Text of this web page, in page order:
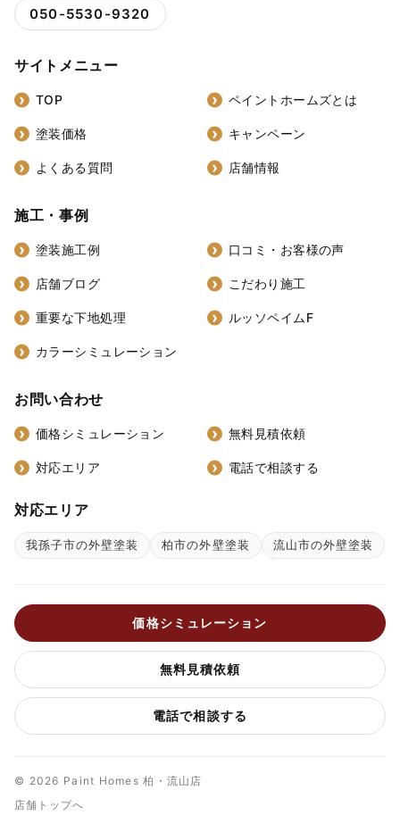
050-5530-9320
サイトメニュー
TOP ペイントホームズとは
塗装価格 キャンペーン
よくある質問 店舗情報
施工・事例
塗装施工例 口コミ・お客様の声
店舗ブログ こだわり施工
重要な下地処理 ルッソペイムF
カラーシミュレーション
お問い合わせ
価格シミュレーション 無料見積依頼
対応エリア 電話で相談する
対応エリア
我孫子市の外壁塗装 柏市の外壁塗装 流山市の外壁塗装
価格シミュレーション
無料見積依頼
電話で相談する
© 2026 Paint Homes 柏・流山店
店舗トップへ